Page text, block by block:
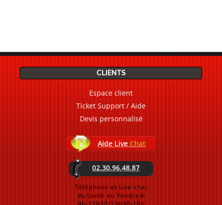
CLIENTS
Espace client
Ticket Support / Aide
Devis personnalisé
Aide Live Chat
02.30.96.48.87
Téléphone et Live chat
du Lundi au Vendredi